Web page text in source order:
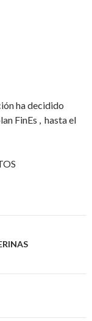
ha decidido
FinEs , hasta el